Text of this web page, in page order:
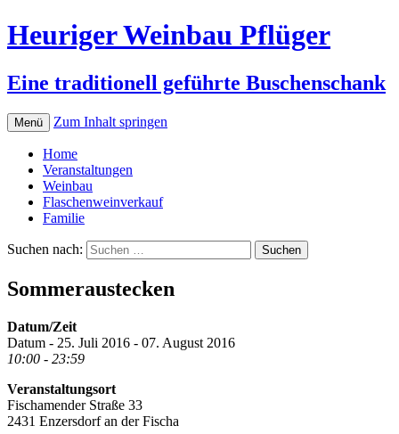
Heuriger Weinbau Pflüger
Eine traditionell geführte Buschenschank
Menü Zum Inhalt springen
Home
Veranstaltungen
Weinbau
Flaschenweinverkauf
Familie
Suchen nach:
Sommeraustecken
Datum/Zeit
Datum - 25. Juli 2016 - 07. August 2016
10:00 - 23:59
Veranstaltungsort
Fischamender Straße 33
2431 Enzersdorf an der Fischa